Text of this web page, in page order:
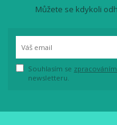
Můžete se kdykoli
Souhlasím se
newsletteru.